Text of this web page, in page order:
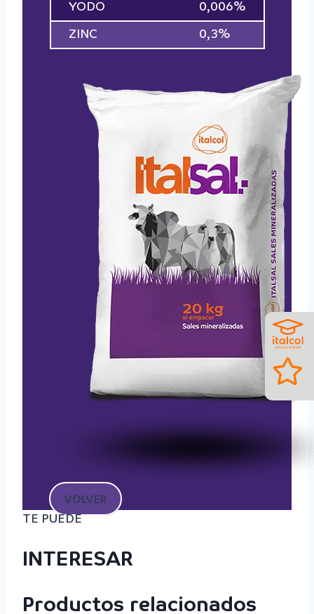
YODO 0,006%
ZINC 0,3%
VOLVER
TE PUEDE
INTERESAR
Productos relacionados